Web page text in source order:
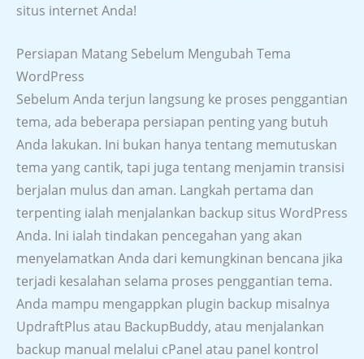
situs internet Anda!
Persiapan Matang Sebelum Mengubah Tema
WordPress
Sebelum Anda terjun langsung ke proses penggantian
tema, ada beberapa persiapan penting yang butuh
Anda lakukan. Ini bukan hanya tentang memutuskan
tema yang cantik, tapi juga tentang menjamin transisi
berjalan mulus dan aman. Langkah pertama dan
terpenting ialah menjalankan backup situs WordPress
Anda. Ini ialah tindakan pencegahan yang akan
menyelamatkan Anda dari kemungkinan bencana jika
terjadi kesalahan selama proses penggantian tema.
Anda mampu mengappkan plugin backup misalnya
UpdraftPlus atau BackupBuddy, atau menjalankan
backup manual melalui cPanel atau panel kontrol